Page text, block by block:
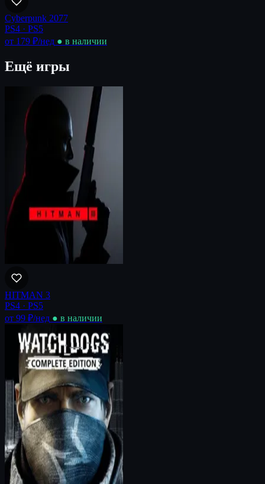
Cyberpunk 2077
PS4 · PS5
от 179 ₽/нед ● в наличии
Ещё игры
HITMAN 3
PS4 · PS5
от 99 ₽/нед ● в наличии